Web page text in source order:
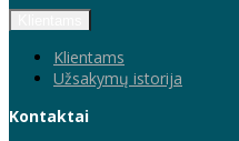
Klientams
Užsakymų istorija
Kontaktai